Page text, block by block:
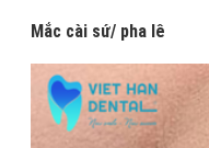
Mắc cài sứ/ pha lê